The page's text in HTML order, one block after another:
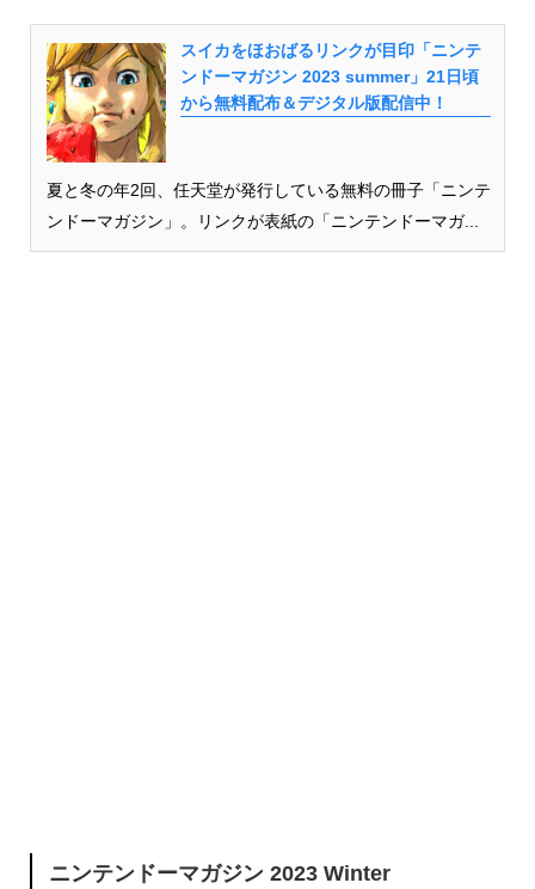
スイカをほおばるリンクが目印「ニンテ
ンドーマガジン 2023 summer」21日頃
から無料配布＆デジタル版配信中！
夏と冬の年2回、任天堂が発行している無料の冊子「ニンテ
ンドーマガジン」。リンクが表紙の「ニンテンドーマガ...
ニンテンドーマガジン 2023 Winter